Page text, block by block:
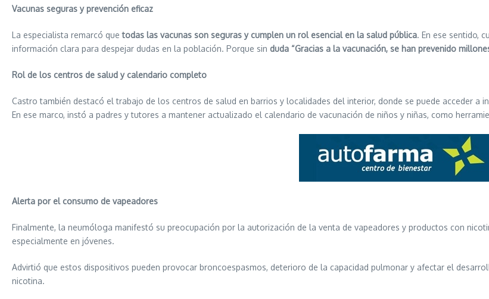
Vacunas seguras y prevención eficaz
La especialista remarcó quetodas las vacunas son seguras y cumplen un rol esencial en la salud pública. En ese sentido,
información clara para despejar dudas en la población. Porque sin duda “Gracias a la vacunación, se han prevenido
Rol de los centros de salud y calendario completo
Castro también destacó el trabajo de los centros de salud en barrios y localidades del interior, donde se puede acceder a
En ese marco, instó a padres y tutores a mantener actualizado el calendario de vacunación de niños y niñas, como
Alerta por el consumo de vapeadores
Finalmente, la neumóloga manifestó su preocupación por la autorización de la venta de vapeadores y productos con
especialmente en jóvenes.
Advirtió que estos dispositivos pueden provocar broncoespasmos, deterioro de la capacidad pulmonar y afectar el
nicotina.